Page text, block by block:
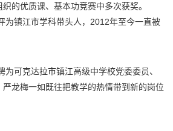
的优质课、基本功竞赛中多次获奖。
为镇江市学科带头人，2012年至今一直被
为可克达拉市镇江高级中学校党委委员、
龙梅一如既往把教学的热情带到新的岗位